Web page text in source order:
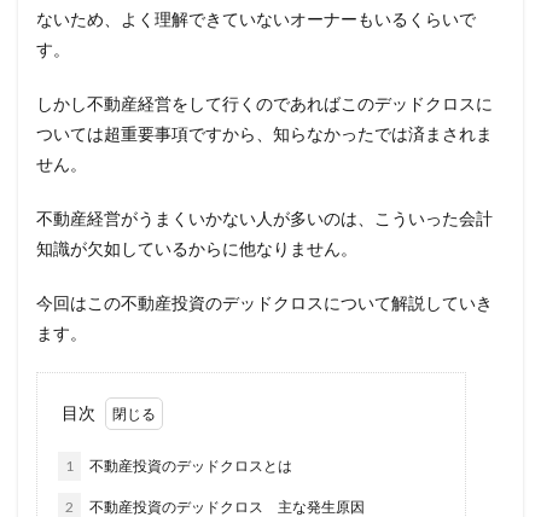
ないため、よく理解できていないオーナーもいるくらいで
す。
しかし不動産経営をして行くのであればこのデッドクロスに
ついては超重要事項ですから、知らなかったでは済まされま
せん。
不動産経営がうまくいかない人が多いのは、こういった会計
知識が欠如しているからに他なりません。
今回はこの不動産投資のデッドクロスについて解説していき
ます。
目次
1 不動産投資のデッドクロスとは
2 不動産投資のデッドクロス 主な発生原因